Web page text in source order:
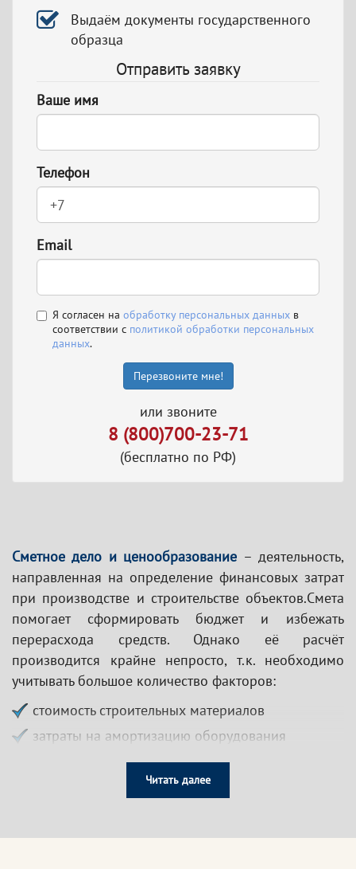
Выдаём документы государственного
образца
Отправить заявку
Ваше имя
Телефон
Email
Я согласен на обработку персональных данных в
соответствии с политикой обработки персональных
данных.
Перезвоните мне!
или звоните
8 (800)700-23-71
(бесплатно по РФ)
Сметное дело и ценообразование – деятельность,
направленная на определение финансовых затрат
при производстве и строительстве объектов.Смета
помогает сформировать бюджет и избежать
перерасхода средств. Однако её расчёт
производится крайне непросто, т.к. необходимо
учитывать большое количество факторов:
стоимость строительных материалов
затраты на амортизацию оборудования
заработная плата работникам
возможные риски и многое другое.
необходимо обладать не только общими знаниями
Читать далее